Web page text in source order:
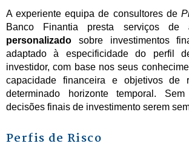
A experiente equipa de consultores de
Banco Finantia presta serviços de
personalizado sobre investimentos
adaptado à especificidade do perfil
investidor, com base nos seus
capacidade financeira e objetivos de
determinado horizonte temporal.
decisões finais de investimento serem
Perfis de Risco